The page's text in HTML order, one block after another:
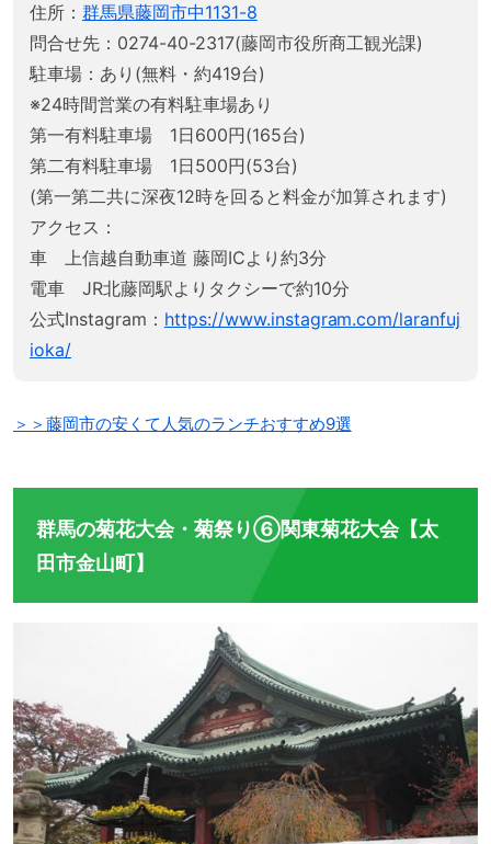
住所： 群馬県藤岡市中1131-8
問合せ先：0274-40-2317(藤岡市役所商工観光課)
駐車場：あり(無料・約419台)
※24時間営業の有料駐車場あり
第一有料駐車場 1日600円(165台)
第二有料駐車場 1日500円(53台)
(第一第二共に深夜12時を回ると料金が加算されます)
アクセス：
車 上信越自動車道 藤岡ICより約3分
電車 JR北藤岡駅よりタクシーで約10分
公式Instagram： https://www.instagram.com/laranfuj
ioka/
＞＞藤岡市の安くて人気のランチおすすめ9選
群馬の菊花大会・菊祭り⑥関東菊花大会【太
田市金山町】